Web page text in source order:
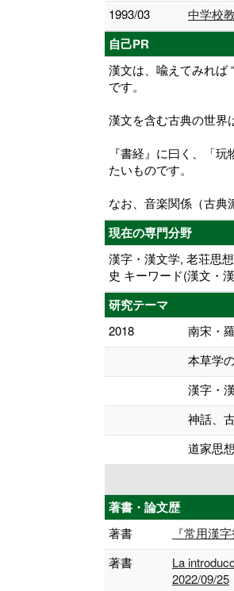
1993/03
中学校
自己PR
漢文は、喩えてみれば
です。
漢文を含む古典の世界
『書経』に曰く、「
たいものです。
なお、音楽関係（古典
現在の専門分野
漢字・漢文学, 老荘思
史 キーワード(漢文・
研究テーマ
2018
南宋・
本草学
漢字・
神話、
道家思
著書・論文歴
著書
『常用漢
著書
La
2022/09/25